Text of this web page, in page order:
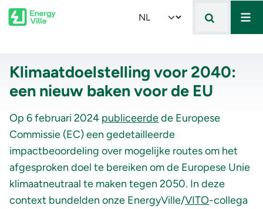
Skip to main content
Select your language
Klimaatdoelstelling voor 2040:
een nieuw baken voor de EU
Op 6 februari 2024 publiceerdede Europese
Commissie (EC) een gedetailleerde
impactbeoordeling over mogelijke routes om het
afgesproken doel te bereiken om de Europese Unie
klimaatneutraal te maken tegen 2050. In deze
context bundelden onze EnergyVille/VITO-collega